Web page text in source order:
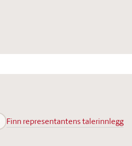
Finn representantens talerinnlegg